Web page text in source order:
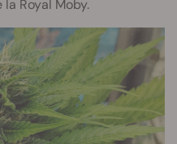
Royal Moby.